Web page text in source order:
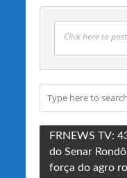
Click here to
FRNEWS TV:
do Senar
força do agro